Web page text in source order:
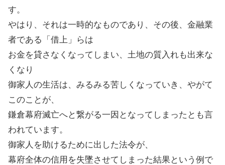
す。
やはり、それは一時的なものであり、その後、金融業
者である「借上」らは
お金を貸さなくなってしまい、土地の質入れも出来な
くなり
御家人の生活は、みるみる苦しくなっていき、やがて
このことが、
鎌倉幕府滅亡へと繋がる一因となってしまったとも言
われています。
御家人を助けるために出した法令が、
幕府全体の信用を失墜させてしまった結果という例で